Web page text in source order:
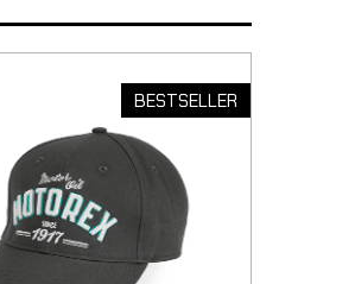
BESTSELLER